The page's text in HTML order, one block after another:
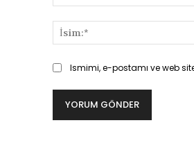
Ismimi, e-postamı ve web